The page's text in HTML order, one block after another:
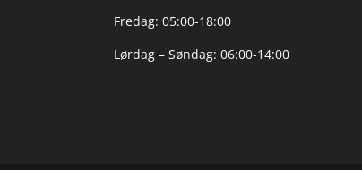
Fredag: 05:00-18:00
Lørdag – Søndag: 06:00-14:00